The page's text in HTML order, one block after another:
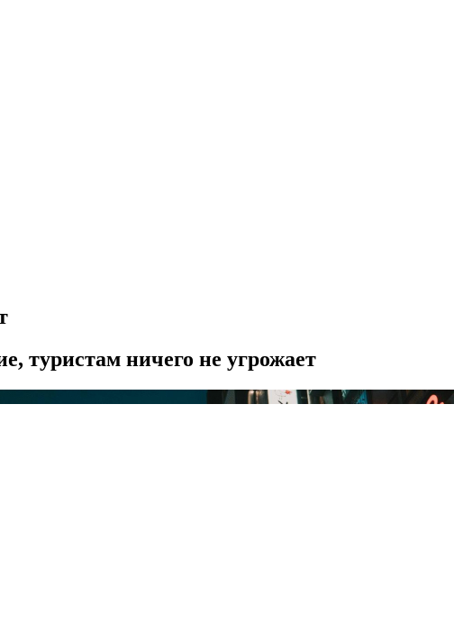
туристам ничего не угрожает